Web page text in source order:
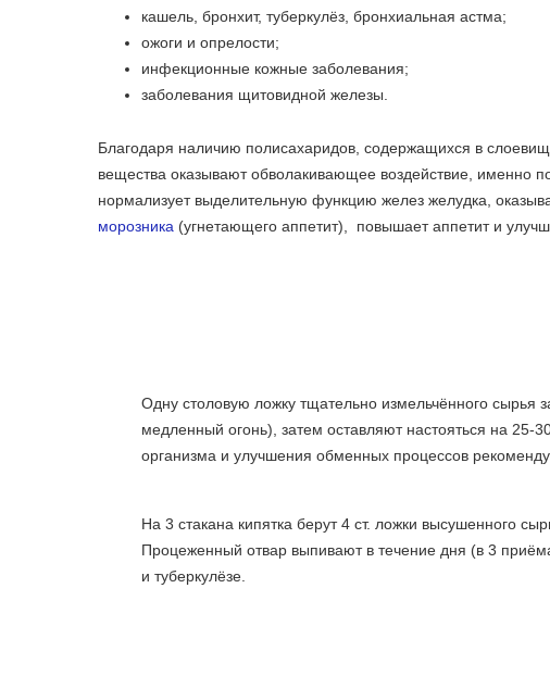
кашель, бронхит, туберкулёз, бронхиальная астма;
ожоги и опрелости;
инфекционные кожные заболевания;
заболевания щитовидной железы.
Благодаря наличию полисахаридов, содержащихся в
вещества оказывают обволакивающее воздействие, именно
нормализует выделительную функцию желез желудка,
морозника (угнетающего аппетит), повышает аппетит и
Одну столовую ложку тщательно измельчённого
медленный огонь), затем оставляют настояться на
организма и улучшения обменных процессов
На 3 стакана кипятка берут 4 ст. ложки высушенного
Процеженный отвар выпивают в течение дня (в 3
и туберкулёзе.